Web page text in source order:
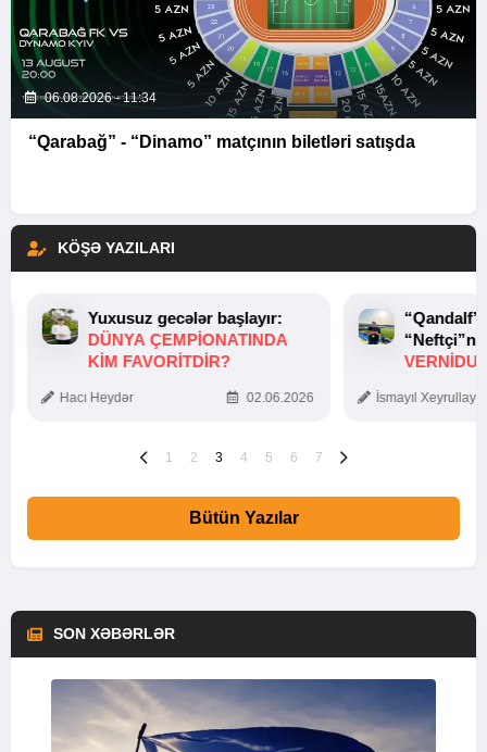
06.08.2026 - 11:34
“Qarabağ” - “Dinamo” matçının biletləri satışda
KÖŞƏ YAZILARI
Yuxusuz gecələr başlayır:
DÜNYA ÇEMPIONATINDA
KIM FAVORITDIR?
Hacı Heydər 02.06.2026 İsmayıl
1 2 3 4 5 6 7
Bütün Yazılar
SON XƏBƏRLƏR